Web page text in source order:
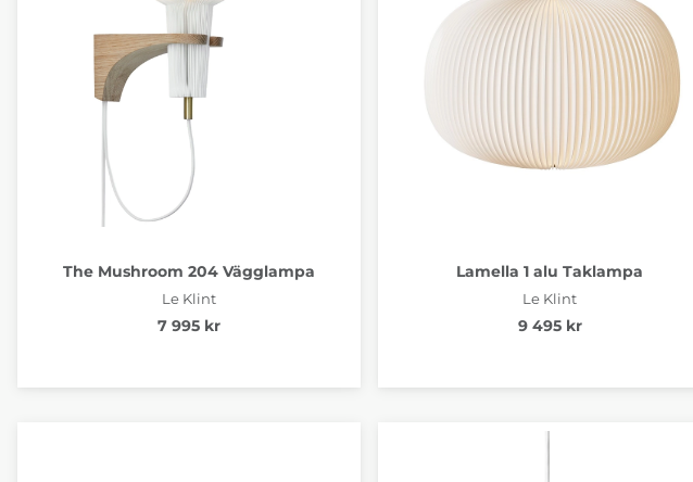
The Mushroom 204 Vägglampa
Le Klint
7 995 kr
Lamella 1 alu Taklampa
Le Klint
9 495 kr